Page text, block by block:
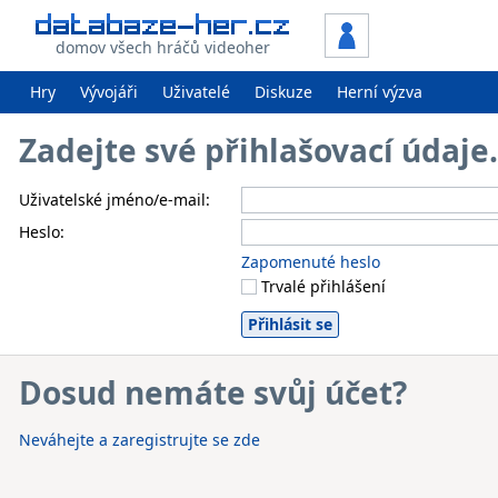
domov všech hráčů videoher
Hry Vývojáři Uživatelé Diskuze Herní výzva
Zadejte své přihlašovací
Uživatelské jméno/e-mail:
Heslo:
Zapomenuté heslo
Trvalé přihlášení
Dosud nemáte svůj účet?
Neváhejte a zaregistrujte se zde